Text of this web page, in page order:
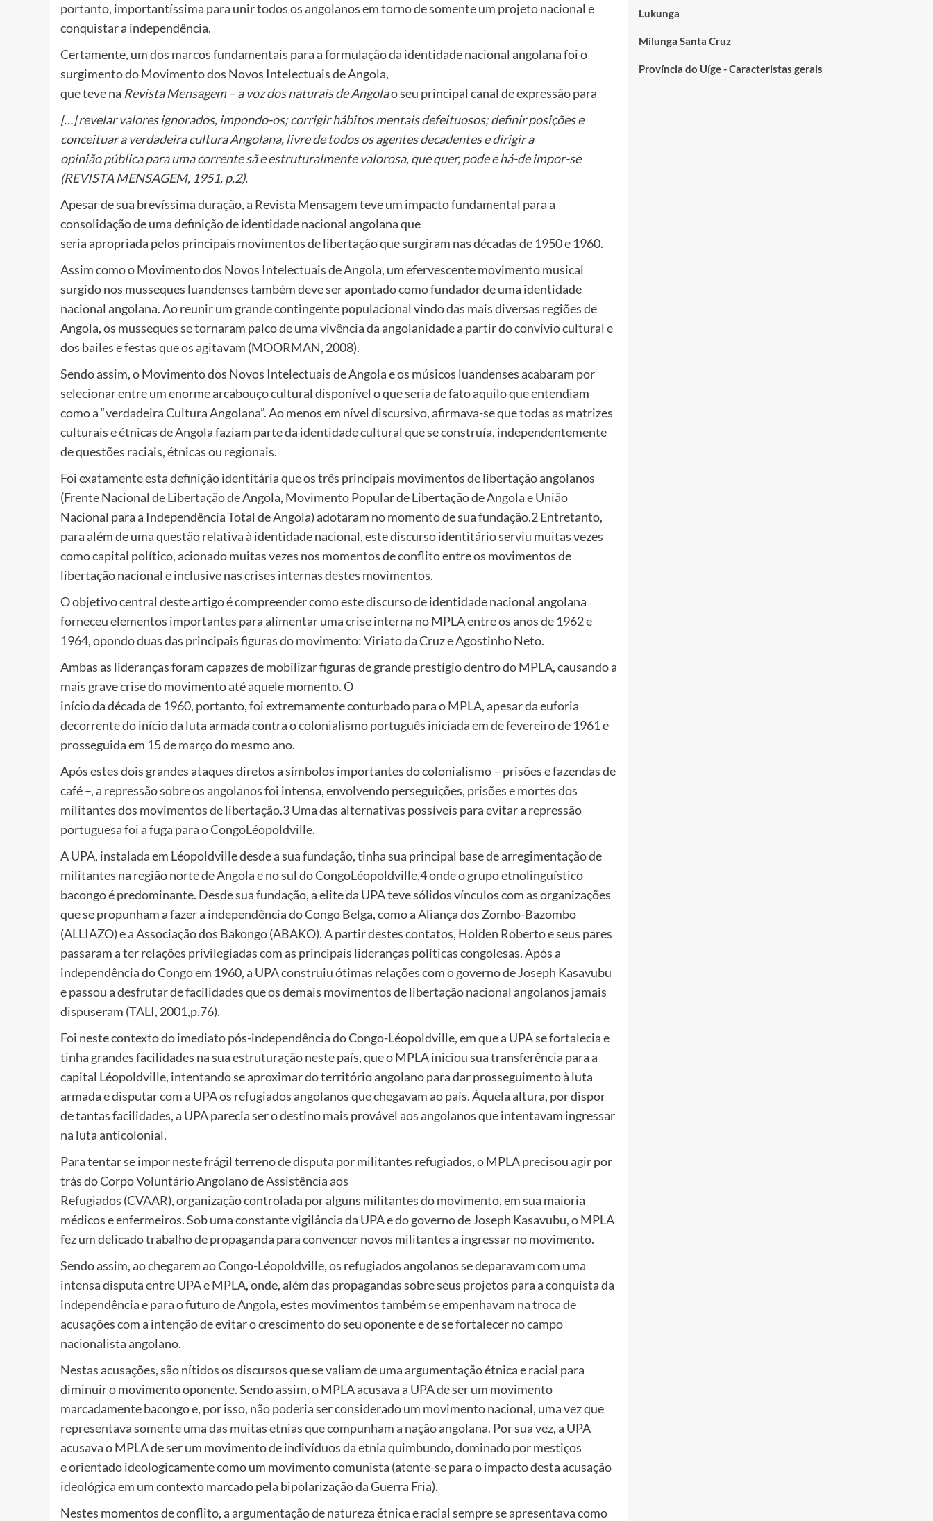
portanto, importantíssima para unir todos os angolanos em torno de somente um projeto nacional e
conquistar a independência.
Certamente, um dos marcos fundamentais para a formulação da identidade nacional angolana foi o
surgimento do Movimento dos Novos Intelectuais de Angola,
que teve na Revista Mensagem – a voz dos naturais de Angolao seu principal canal de expressão para
[…] revelar valores ignorados, impondo-os; corrigir hábitos mentaisdefeituosos; definir posições e
conceituar a verdadeira culturaAngolana, livre de todos os agentes decadentes e dirigir a
opiniãopública para uma corrente sã e estruturalmente valorosa, que quer, podee há-de impor-se
(REVISTA MENSAGEM, 1951, p.2).
Apesar de sua brevíssima duração, a Revista Mensagem teve um impacto fundamental para a
consolidação de uma definição de identidade nacional angolana que
seria apropriada pelos principais movimentos de libertação que surgiram nas décadas de 1950 e 1960.
Assim como o Movimento dos Novos Intelectuais de Angola, um efervescente movimento musical
surgido nos musseques luandenses também deve ser apontado como fundador de uma identidade
nacional angolana. Ao reunir um grande contingente populacional vindo das mais diversas regiões de
Angola, os musseques se tornaram palco de uma vivência da angolanidade a partir do convívio cultural e
dos bailes e festas que os agitavam (MOORMAN, 2008).
Sendo assim, o Movimento dos Novos Intelectuais de Angola e os músicos luandenses acabaram por
selecionar entre um enorme arcabouço cultural disponível o que seria de fato aquilo que entendiam
como a “verdadeira Cultura Angolana”. Ao menos em nível discursivo, afirmava-se que todas as matrizes
culturais e étnicas de Angola faziam parte da identidade cultural que se construía, independentemente
de questões raciais, étnicas ou regionais.
Foi exatamente esta definição identitária que os três principais movimentos de libertação angolanos
(Frente Nacional de Libertação de Angola, Movimento Popular de Libertação de Angola e União
Nacional para a Independência Total de Angola) adotaram no momento de sua fundação.2 Entretanto,
para além de uma questão relativa à identidade nacional, este discurso identitário serviu muitas vezes
como capital político, acionado muitas vezes nos momentos de conflito entre os movimentos de
libertação nacional e inclusive nas crises internas destes movimentos.
O objetivo central deste artigo é compreender como este discurso de identidade nacional angolana
forneceu elementos importantes para alimentar uma crise interna no MPLA entre os anos de 1962 e
1964, opondo duas das principais figuras do movimento: Viriato da Cruz e Agostinho Neto.
Ambas as lideranças foram capazes de mobilizar figuras de grande prestígio dentro do MPLA, causando a
mais grave crise do movimento até aquele momento. O
início da década de 1960, portanto, foi extremamente conturbado para o MPLA, apesar da euforia
decorrente do início da luta armada contra o colonialismo português iniciada em de fevereiro de 1961 e
prosseguida em 15 de março do mesmo ano.
Após estes dois grandes ataques diretos a símbolos importantes do colonialismo – prisões e fazendas de
café –, a repressão sobre os angolanos foi intensa, envolvendo perseguições, prisões e mortes dos
militantes dos movimentos de libertação.3 Uma das alternativas possíveis para evitar a repressão
portuguesa foi a fuga para o CongoLéopoldville.
A UPA, instalada em Léopoldville desde a sua fundação, tinha sua principal base de arregimentação de
militantes na região norte de Angola e no sul do CongoLéopoldville,4 onde o grupo etnolinguístico
bacongo é predominante. Desde sua fundação, a elite da UPA teve sólidos vínculos com as organizações
que se propunham a fazer a independência do Congo Belga, como a Aliança dos Zombo-Bazombo
(ALLIAZO) e a Associação dos Bakongo (ABAKO). A partir destes contatos, Holden Roberto e seus pares
passaram a ter relações privilegiadas com as principais lideranças políticas congolesas. Após a
independência do Congo em 1960, a UPA construiu ótimas relações com o governo de Joseph Kasavubu
e passou a desfrutar de facilidades que os demais movimentos de libertação nacional angolanos jamais
dispuseram (TALI, 2001,p.76).
Foi neste contexto do imediato pós-independência do Congo-Léopoldville, em que a UPA se fortalecia e
tinha grandes facilidades na sua estruturação neste país, que o MPLA iniciou sua transferência para a
capital Léopoldville, intentando se aproximar do território angolano para dar prosseguimento à luta
armada e disputar com a UPA os refugiados angolanos que chegavam ao país. Àquela altura, por dispor
de tantas facilidades, a UPA parecia ser o destino mais provável aos angolanos que intentavam ingressar
na luta anticolonial.
Para tentar se impor neste frágil terreno de disputa por militantes refugiados, o MPLA precisou agir por
trás do Corpo Voluntário Angolano de Assistência aos
Refugiados (CVAAR), organização controlada por alguns militantes do movimento, em sua maioria
médicos e enfermeiros. Sob uma constante vigilância da UPA e do governo de Joseph Kasavubu, o MPLA
fez um delicado trabalho de propaganda para convencer novos militantes a ingressar no movimento.
Sendo assim, ao chegarem ao Congo-Léopoldville, os refugiados angolanos se deparavam com uma
intensa disputa entre UPA e MPLA, onde, além das propagandas sobre seus projetos para a conquista da
independência e para o futuro de Angola, estes movimentos também se empenhavam na troca de
acusações com a intenção de evitar o crescimento do seu oponente e de se fortalecer no campo
nacionalista angolano.
Nestas acusações, são nítidos os discursos que se valiam de uma argumentação étnica e racial para
diminuir o movimento oponente. Sendo assim, o MPLA acusava a UPA de ser um movimento
marcadamente bacongo e, por isso, não poderia ser considerado um movimento nacional, uma vez que
representava somente uma das muitas etnias que compunham a nação angolana. Por sua vez, a UPA
acusava o MPLA de ser um movimento de indivíduos da etnia quimbundo, dominado por mestiços
e orientado ideologicamente como um movimento comunista (atente-se para o impacto desta acusação
ideológica em um contexto marcado pela bipolarização da Guerra Fria).
Nestes momentos de conflito, a argumentação de natureza étnica e racial sempre se apresentava como
Lukunga
Milunga Santa Cruz
Província do Uíge - Caracteristas gerais